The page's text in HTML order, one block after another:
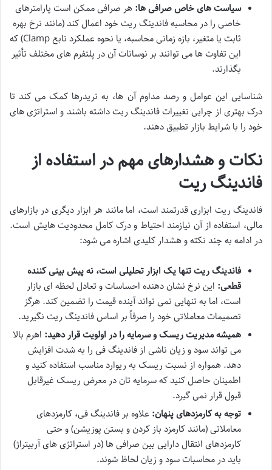
سیاست های خاص صرافی ها: هر صرافی ممکن است پارامترهای
خاصی را در محاسبه فاندینگ ریت خود اعمال کند (مانند نرخ بهره
ثابت یا متغیر، بازه زمانی محاسبه، یا نحوه عملکرد تابع Clamp) که
این تفاوت ها می توانند بر نوسانات آن در پلتفرم های مختلف تأثیر
بگذارند.
شناسایی این عوامل و رصد مداوم آن ها، به تریدرها کمک می کند تا
درک بهتری از چرایی تغییرات فاندینگ ریت داشته باشند و استراتژی های
خود را با شرایط بازار تطبیق دهند.
نکات و هشدارهای مهم در استفاده از
فاندینگ ریت
فاندینگ ریت ابزاری قدرتمند است، اما مانند هر ابزار دیگری در بازارهای
مالی، استفاده از آن نیازمند احتیاط و درک کامل محدودیت هایش است.
در ادامه به چند نکته و هشدار کلیدی اشاره می شود:
فاندینگ ریت تنها یک ابزار تحلیلی است، نه پیش بینی کننده
قطعی: این نرخ نشان دهنده احساسات و تعادل لحظه ای بازار
است، اما به تنهایی نمی تواند آینده قیمت را تضمین کند. هرگز
تصمیمات معاملاتی خود را صرفاً بر اساس فاندینگ ریت نگیرید.
همیشه مدیریت ریسک و سرمایه را در اولویت قرار دهید: اهرم بالا
می تواند سود و زیان ناشی از فاندینگ فی را به شدت افزایش
دهد. همواره از نسبت ریسک به ریوارد مناسب استفاده کنید و
اطمینان حاصل کنید که سرمایه تان در معرض ریسک غیرقابل
قبول قرار نمی گیرد.
توجه به کارمزدهای پنهان: علاوه بر فاندینگ فی، کارمزدهای
معاملاتی (مانند کارمزد باز کردن و بستن پوزیشن) و حتی
کارمزدهای انتقال دارایی بین صرافی ها (در استراتژی های آربیتراژ)
باید در محاسبات سود و زیان لحاظ شوند.